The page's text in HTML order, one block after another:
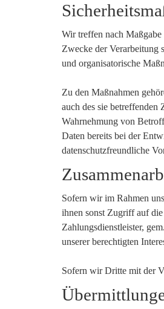
Wir treffen nach
Zwecke der Verarbeitung
und organisatorische
Zu den Maßnahmen
auch des sie
Wahrnehmung von
Daten bereits bei der
datenschutzfreundliche
Sofern wir im Rahmen
ihnen sonst Zugriff auf
Zahlungsdienstleister,
unserer berechtigten
Sofern wir Dritte mit der